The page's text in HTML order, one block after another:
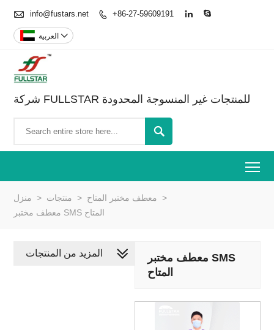
 info@fustars.net  +86-27-59609191  
العربية 
شركة FULLSTAR للمنتجات غير المنسوجة المحدودة

منزل > منتجات > معطف مختبر المتاح >
معطف مختبر SMS المتاح
معطف مختبر SMS
المتاح
المزيد من المنتجات